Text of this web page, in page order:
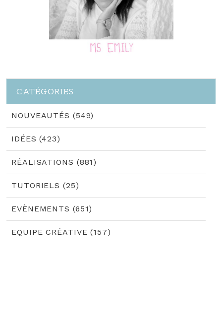
CATÉGORIES
NOUVEAUTÉS (549)
IDÉES (423)
RÉALISATIONS (881)
TUTORIELS (25)
EVÈNEMENTS (651)
EQUIPE CRÉATIVE (157)